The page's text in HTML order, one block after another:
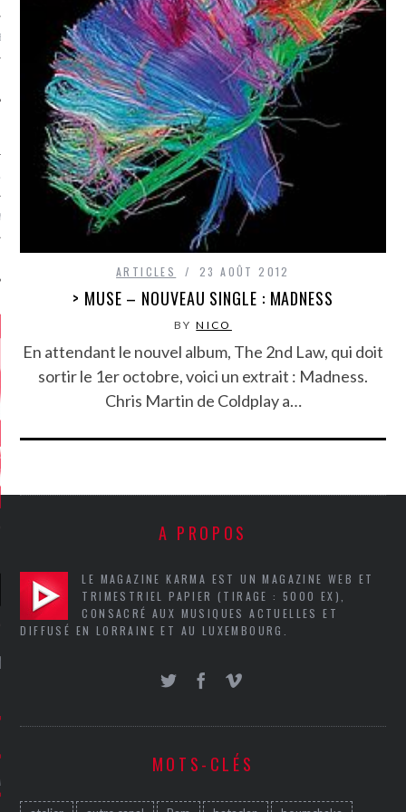
CRITIQUES
– HEL...
ARTICLES 23 AOÛT 2012
> MUSE – NOUVEAU SINGLE : MADNESS
BYNICO
En attendant le nouvel album, The 2nd Law, qui doit
sortir le 1er octobre, voici un extrait : Madness.
Chris Martin de Coldplay a…
A PROPOS
LE MAGAZINE KARMA EST UN MAGAZINE WEB ET
TRIMESTRIEL PAPIER (TIRAGE : 5000 EX),
CONSACRÉ AUX MUSIQUES ACTUELLES ET
DIFFUSÉ EN LORRAINE ET AU LUXEMBOURG.
MOTS-CLÉS